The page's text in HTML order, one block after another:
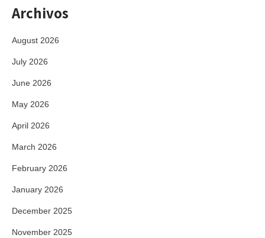
Archivos
August 2026
July 2026
June 2026
May 2026
April 2026
March 2026
February 2026
January 2026
December 2025
November 2025